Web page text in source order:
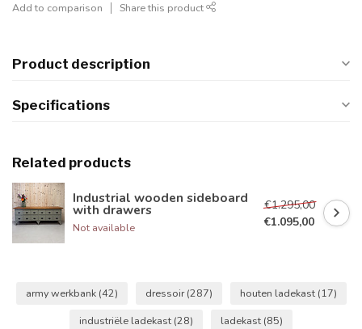
Add to comparison Share this product
Product description
Specifications
Related products
Industrial wooden sideboard
with drawers
Not available
€1.295,00
€1.095,00
army werkbank (42) dressoir(287) houten ladekast (17)
industriële ladekast (28) ladekast (85)